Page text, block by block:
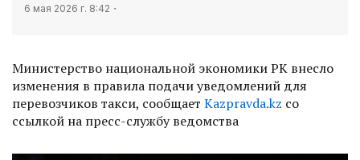
6 мая 2026 г. 8:42
Министерство национальной экономики РК внесло
изменения в правила подачи уведомлений для
перевозчиков такси, сообщает Kazpravda.kz со
ссылкой на пресс-службу ведомства